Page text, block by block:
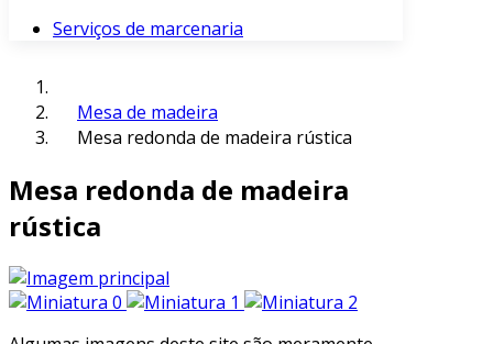
Serviços de marcenaria
Mesa de madeira
Mesa redonda de madeira rústica
Mesa redonda de madeira
rústica